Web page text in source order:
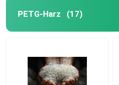
PETG-Harz (17)